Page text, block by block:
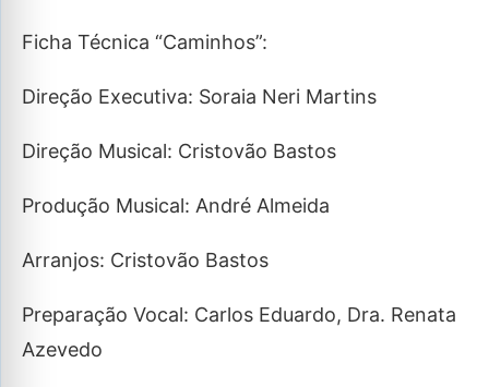
Ficha Técnica “Caminhos”:
Direção Executiva: Soraia Neri Martins
Direção Musical: Cristovão Bastos
Produção Musical: André Almeida
Arranjos: Cristovão Bastos
Preparação Vocal: Carlos Eduardo, Dra. Renata
Azevedo